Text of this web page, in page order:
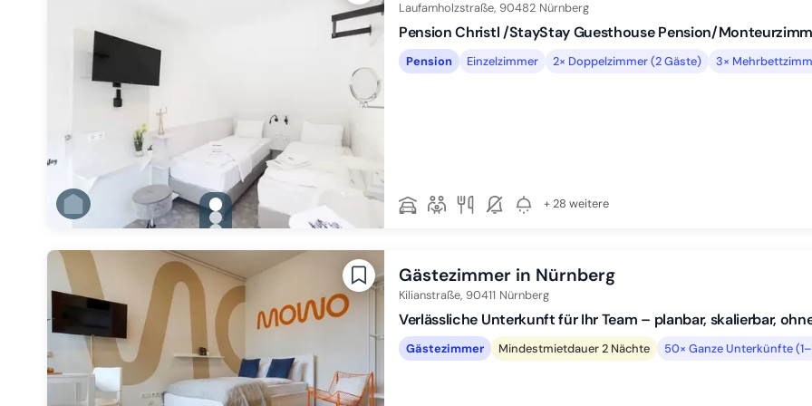
gallery.slide_selector
Zu Slide 1 wechseln
Zu Slide 2 wechseln
Zu Slide 4 wechseln
Zu Slide 5 wechseln
Zu Slide 6 wechseln
Laufamholzstraße, 90482 Nürnberg
Pension Christl /StayStay Guesthouse Pension/
Pension Einzelzimmer 2× Doppelzimmer (2 Gäste) 3×
+ 28 weitere
Gästezimmer in Nürnberg
Kilianstraße, 90411 Nürnberg
Verlässliche Unterkunft für Ihr Team – planbar, skalierbar,
Gästezimmer Mindestmietdauer 2 Nächte 50× Ganze Unterkünfte